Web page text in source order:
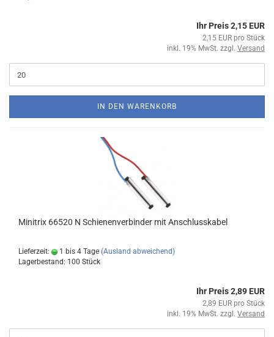
Ihr Preis 2,15 EUR
2,15 EUR pro Stück
inkl. 19% MwSt. zzgl. Versand
IN DEN WARENKORB
Minitrix 66520 N Schienenverbinder mit Anschlusskabel
Lieferzeit: 1 bis 4 Tage (Ausland abweichend)
Lagerbestand: 100 Stück
Ihr Preis 2,89 EUR
2,89 EUR pro Stück
inkl. 19% MwSt. zzgl. Versand